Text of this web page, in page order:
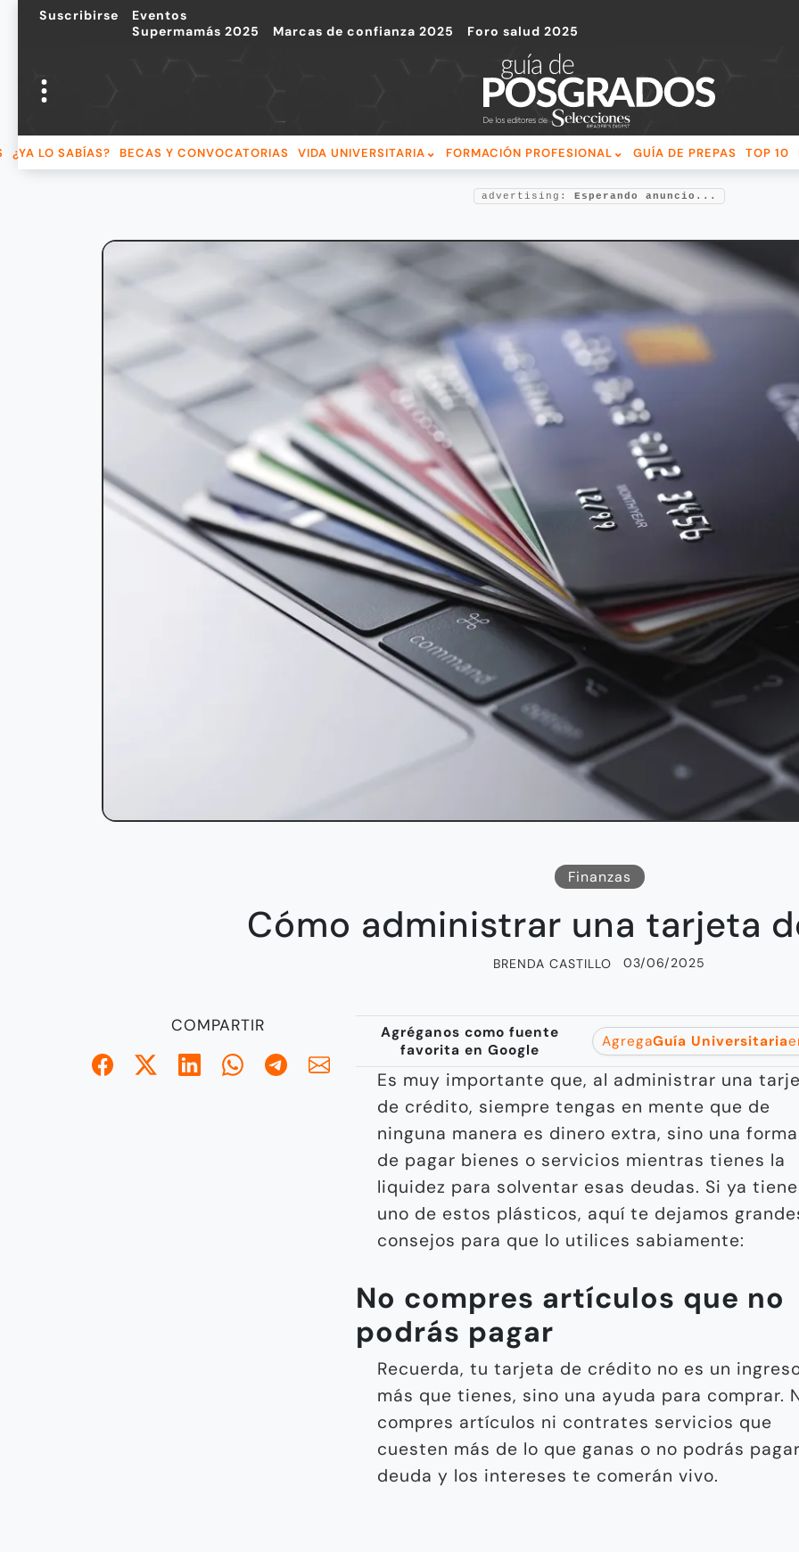
Suscribirse
Eventos
Supermamás 2025
Marcas de confianza 2025 Foro salud 2025
¿YA LO SABÍAS? BECAS Y CONVOCATORIAS VIDA UNIVERSITARIA FORMACIÓN PROFESIONAL GUÍA DE PREPAS TOP 10
advertising: Esperando anuncio...
Finanzas
Cómo administrar una tarjeta
BRENDA CASTILLO 03/06/2025
COMPARTIR
Agréganos como fuente
favorita en Google
AgregaGuía Universitaria
Es muy importante que, al administrar una
de crédito, siempre tengas en mente que de
ninguna manera es dinero extra, sino una forma
de pagar bienes o servicios mientras tienes la
liquidez para solventar esas deudas. Si ya
uno de estos plásticos, aquí te dejamos
consejos para que lo utilices sabiamente:
No compres artículos que no
podrás pagar
Recuerda, tu tarjeta de crédito no es un
más que tienes, sino una ayuda para comprar.
compres artículos ni contrates servicios que
cuesten más de lo que ganas o no podrás
deuda y los intereses te comerán vivo.